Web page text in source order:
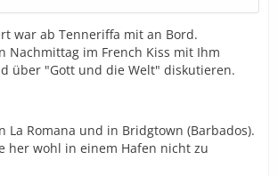
war ab Tenneriffa mit an Bord.
Nachmittag im French Kiss mit Ihm
über "Gott und die Welt" diskutieren.
La Romana und in Bridgtown (Barbados).
her wohl in einem Hafen nicht zu